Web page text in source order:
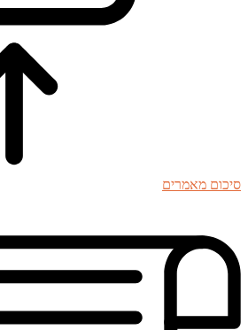
סיכום מאמרים